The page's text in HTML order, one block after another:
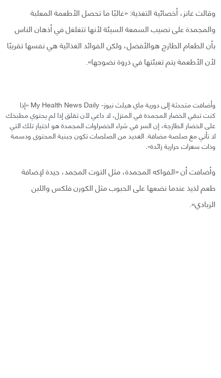
وقالت غانز، أخصائية التغذية: «غالبًا ما تحصل الأطعمة المعلبة
والمجمدة على نصيب السمعة السيئة لأنها تتغلغل في أذهان الناس
بأن الطعام الطازج هوالأفضل، ولكن الفوائد الغذائية هي نفسها تقريبًا
لأن الأطعمة يتم تعبئتها في ذروة نضوجها».
وأضافت متحدثة إلى دورية ماي هيلث نيوز- My Health News Daily «إذا
كنت تبقي الخضار المجمدة في المنزل، لا داعي لأن تقلق إذا لم يحتوي مطبخك
على الخضار الطازجة، إن السر في شراء الخضراوات المجمدة هو اختيار تلك التي
لا تأتي مع صلصة مضافة. العديد من الصلصات تكون جبنية المحتوى ودسمة
وذات سعرات حرارية زائدة».
وأضافت أن «الفواكه المجمدة، مثل التوت المجمد، جيدة لإضافة
طعم لذيذ عندما نضعها على الحبوب مثل الكورن فلكس واللبن
الزبادي».